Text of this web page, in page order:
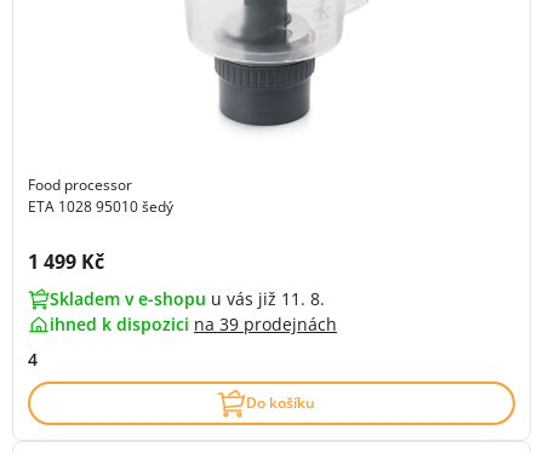
Food processor
ETA 1028 95010 šedý
Cena s DPH:
1 499 Kč
Skladem v e-shopu u vás již 11. 8.
ihned k dispozici na 39 prodejnách
4
Do košíku